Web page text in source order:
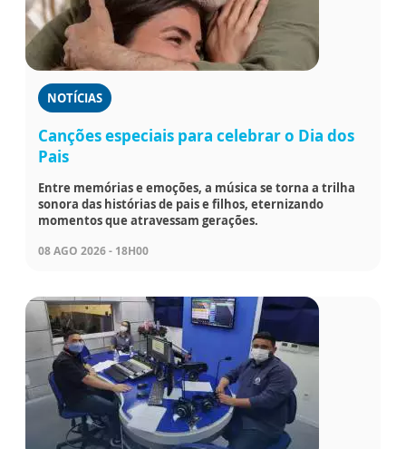
NOTÍCIAS
Canções especiais para celebrar o Dia dos
Pais
Entre memórias e emoções, a música se torna a trilha
sonora das histórias de pais e filhos, eternizando
momentos que atravessam gerações.
08 AGO 2026 - 18H00